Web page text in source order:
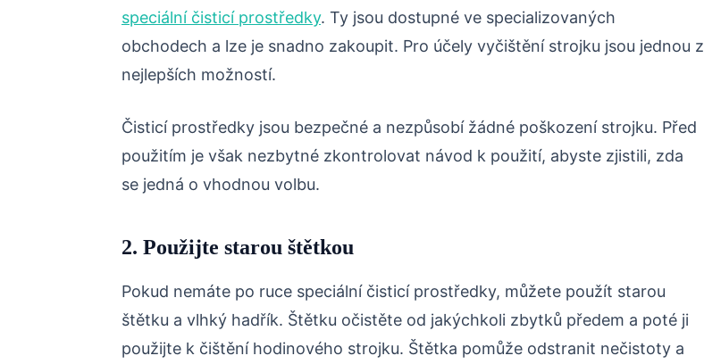
speciální čisticí prostředky. Ty jsou dostupné ve specializovaných
obchodech a lze je snadno zakoupit. Pro účely vyčištění strojku jsou jednou z
nejlepších možností.
Čisticí prostředky jsou bezpečné a nezpůsobí žádné poškození strojku. Před
použitím je však nezbytné zkontrolovat návod k použití, abyste zjistili, zda
se jedná o vhodnou volbu.
2. Použijte starou štětkou
Pokud nemáte po ruce speciální čisticí prostředky, můžete použít starou
štětku a vlhký hadřík. Štětku očistěte od jakýchkoli zbytků předem a poté ji
použijte k čištění hodinového strojku. Štětka pomůže odstranit nečistoty a